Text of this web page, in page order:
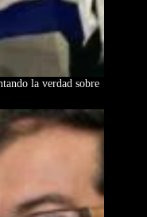
la verdad sobre